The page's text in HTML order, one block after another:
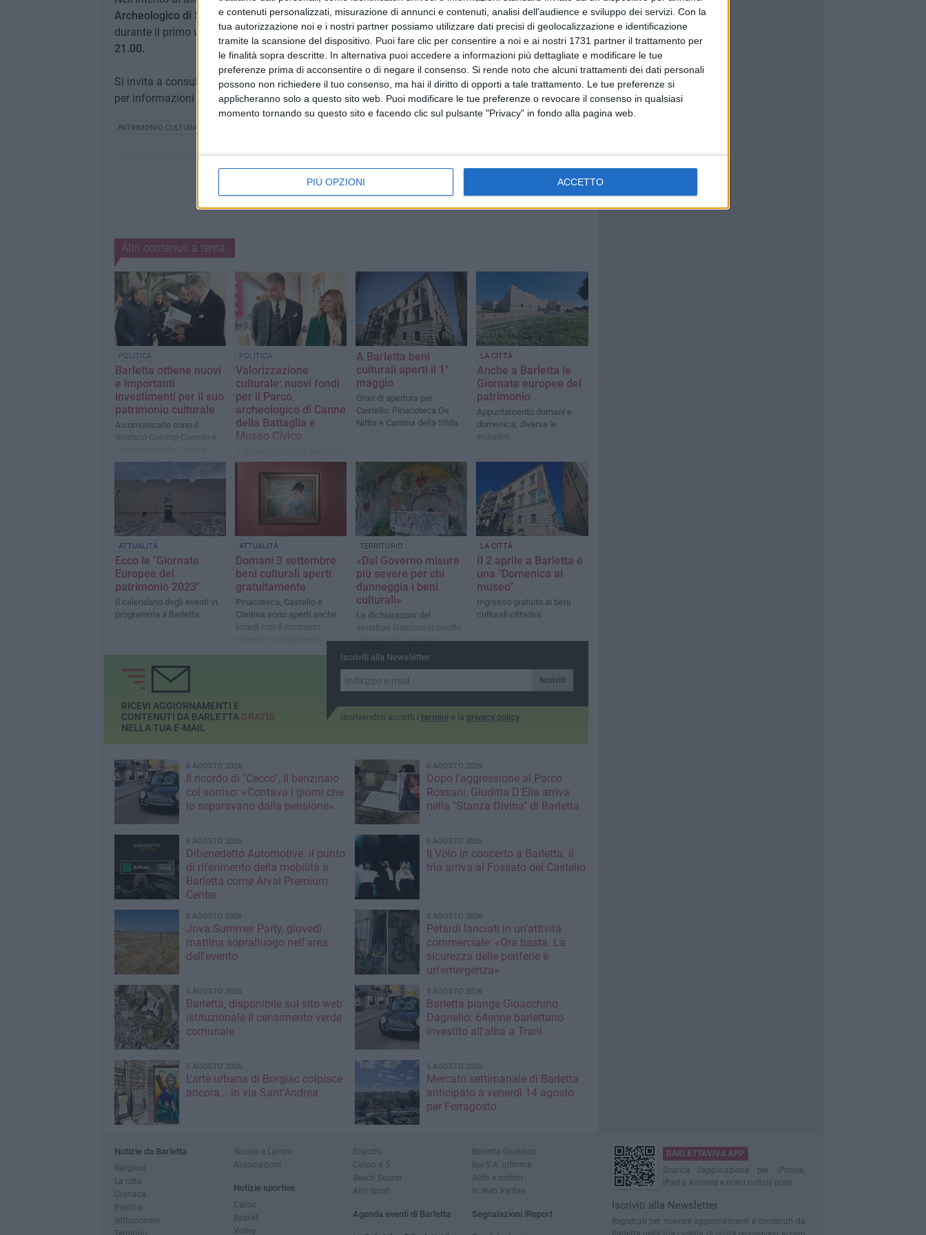
e contenuti personalizzati, misurazione di annunci e contenuti, analisi dell'audience e sviluppo dei servizi. Con la
tua autorizzazione noi e i nostri partner possiamo utilizzare dati precisi di geolocalizzazione e identificazione
tramite la scansione del dispositivo. Puoi fare clic per consentire a noi e ai nostri 1731 partner il trattamento per
le finalità sopra descritte. In alternativa puoi accedere a informazioni più dettagliate e modificare le tue
preferenze prima di acconsentire o di negare il consenso. Si rende noto che alcuni trattamenti dei dati personali
possono non richiedere il tuo consenso, ma hai il diritto di opporti a tale trattamento. Le tue preferenze si
applicheranno solo a questo sito web. Puoi modificare le tue preferenze o revocare il consenso in qualsiasi
momento tornando su questo sito e facendo clic sul pulsante "Privacy" in fondo alla pagina web.
PIÙ OPZIONI ACCETTO
Archeologico di Siponto a partire dal 1 aprile rimodula gli orari di apertura,garantendone,
durante il primo weekend di ogni mese, la fruizione sotto le stelle,in particolare dalle 12.00 alle
21.00.
Si invita a consultare il sito della Direzione Regionale Musei Pugliamusei.puglia.beniculturali.it
per informazioni sugli orari di apertura di tutti i luoghi della cultura.
PATRIMONIO CULTURALE
Altri contenuti a tema
POLITICA
Barletta ottiene nuovi
e importanti
investimenti per il suo
patrimonio culturale
A comunicarlo sono il
Sindaco Cosimo Cannito e
Oronzo Cilli
POLITICA
Valorizzazione
culturale: nuovi fondi
per il Parco
archeologico di Canne
della Battaglia e
Museo Civico
andriese di Fratelli d'Italia
Mariangela Matera
A Barletta beni
culturali aperti il 1°
maggio
Orari di apertura per
Castello, Pinacoteca De
Nittis e Cantina della Sfida
LA CITTÀ
Anche a Barletta le
Giornate europee del
patrimonio
Appuntamento domani e
domenica, diverse le
iniziative
ATTUALITÀ
Ecco le "Giornate
Europee del
patrimonio 2023"
Il calendario degli eventi in
programma a Barletta
ATTUALITÀ
Domani 3 settembre
beni culturali aperti
gratuitamente
Pinacoteca, Castello e
Cantina sono aperti anche
lunedì con il consueto
TERRITORIO
«Dal Governo misure
più severe per chi
danneggia i beni
culturali»
Le dichiarazioni del
senatore Damiani in merito
agli episodi nel nostro
territorio
LA CITTÀ
Il 2 aprile a Barletta è
una "Domenica al
museo"
Ingresso gratuito ai beni
culturali cittadini
Iscriviti alla Newsletter
Iscriviti
Iscrivendoti accetti i termini e la privacy policy
RICEVI AGGIORNAMENTI E
CONTENUTI DA BARLETTA GRATIS
NELLA TUA E-MAIL
6 AGOSTO 2026
Il ricordo di "Cecco", il benzinaio
col sorriso: «Contava i giorni che
lo separavano dalla pensione»
6 AGOSTO 2026
Dopo l'aggressione al Parco
Rossani, Giuditta D'Elia arriva
nella "Stanza Divina" di Barletta
6 AGOSTO 2026
Dibenedetto Automotive: il punto
di riferimento della mobilità a
Barletta come Arval Premium
Center
6 AGOSTO 2026
Il Volo in concerto a Barletta: il
trio arriva al Fossato del Castello
5 AGOSTO 2026
Jova Summer Party, giovedì
mattina sopralluogo nell'area
dell'evento
5 AGOSTO 2026
Petardi lanciati in un'attività
commerciale: «Ora basta. La
sicurezza delle periferie è
un'emergenza»
5 AGOSTO 2026
Barletta, disponibile sul sito web
istituzionale il censimento verde
comunale
5 AGOSTO 2026
Barletta piange Gioacchino
Dagnello: 64enne barlettano
investito all'alba a Trani
5 AGOSTO 2026
L'arte urbana di Borgiac colpisce
ancora... in via Sant'Andrea
5 AGOSTO 2026
Mercato settimanale di Barletta
anticipato a venerdì 14 agosto
per Ferragosto
Notizie da Barletta
Religioni
La città
Cronaca
Politica
Istituzionale
Scuola e Lavoro
Associazioni
Notizie sportive
Calcio
Basket
Volley
Scacchi
Calcio a 5
Beach Soccer
Altri sport
Agenda eventi di Barletta
Barletta Giuridica
Bar.S.A. informa
Auto e motori
In Web Veritas
Segnalazioni iReport
BARLETTAVIVA APP
Scarica l'applicazione per iPhone,
iPad e Android e ricevi notizie push
Iscriviti alla Newsletter
Registrati per ricevere aggiornamenti e contenuti da